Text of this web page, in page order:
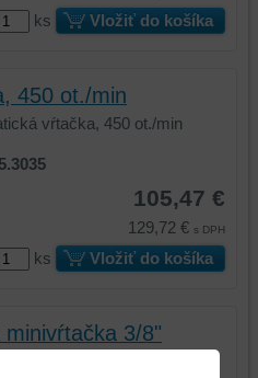
ks Vložiť do košíka
450 ot./min
vŕtačka, 450 ot./min
105,47 €
129,72 € s DPH
ks Vložiť do košíka
3/8"
min.